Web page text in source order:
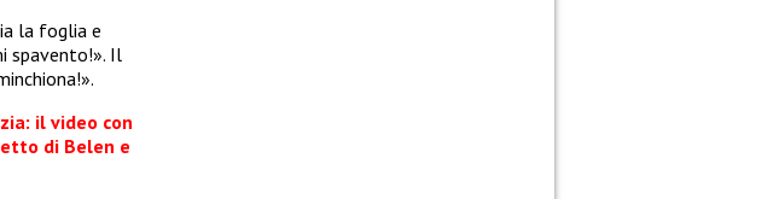
la foglia e
spavento!». Il
il video con
di Belen e